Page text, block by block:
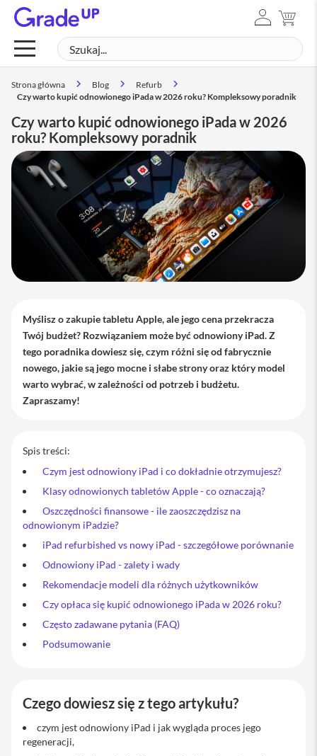
Mac
B
o
k
N
e
c
B
M
a
c
B
o
k
1
M
c
B
o
k
i
1
5
M
o
o
k
r
ZALOGUJ
SIĘ
Szukaj
Strona główna Blog
Refurb
Czy warto kupić odnowionego iPada w 2026 roku? Kompleksowy poradnik
Czy warto kupić odnowionego iPada w 2026
roku? Kompleksowy poradnik
Myślisz o zakupie tabletu Apple, ale jego cena przekracza
Twój budżet? Rozwiązaniem może być odnowiony iPad. Z
tego poradnika dowiesz się, czym różni się od fabrycznie
nowego, jakie są jego mocne i słabe strony oraz który model
warto wybrać, w zależności od potrzeb i budżetu.
Zapraszamy!
Spis treści:
Czym jest odnowiony iPad i co dokładnie otrzymujesz?
Klasy odnowionych tabletów Apple - co oznaczają?
Oszczędności finansowe - ile zaoszczędzisz na
odnowionym iPadzie?
iPad refurbished vs nowy iPad - szczegółowe porównanie
Odnowiony iPad - zalety i wady
Rekomendacje modeli dla różnych użytkowników
Czy opłaca się kupić odnowionego iPada w 2026 roku?
Często zadawane pytania (FAQ)
Podsumowanie
Czego dowiesz się z tego artykułu?
czym jest odnowiony iPad i jak wygląda proces jego
regeneracji,